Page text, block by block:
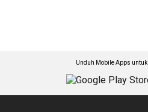
Unduh Mobile Apps